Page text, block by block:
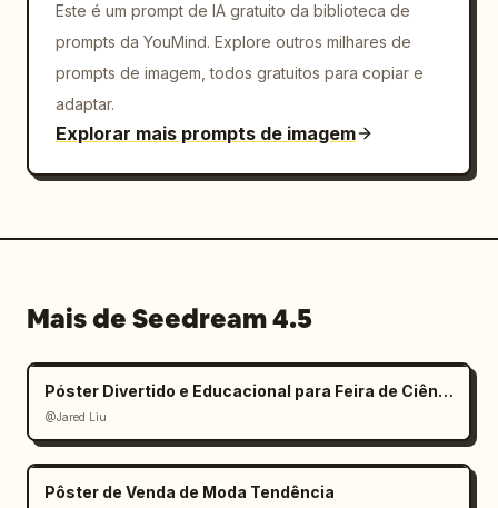
Este é um prompt de IA gratuito da biblioteca de
prompts da YouMind. Explore outros milhares de
prompts de imagem, todos gratuitos para copiar e
adaptar.
Explorar mais prompts de imagem
Mais de Seedream 4.5
Póster Divertido e Educacional para Feira de Ciências Infantil
@Jared Liu
Pôster de Venda de Moda Tendência